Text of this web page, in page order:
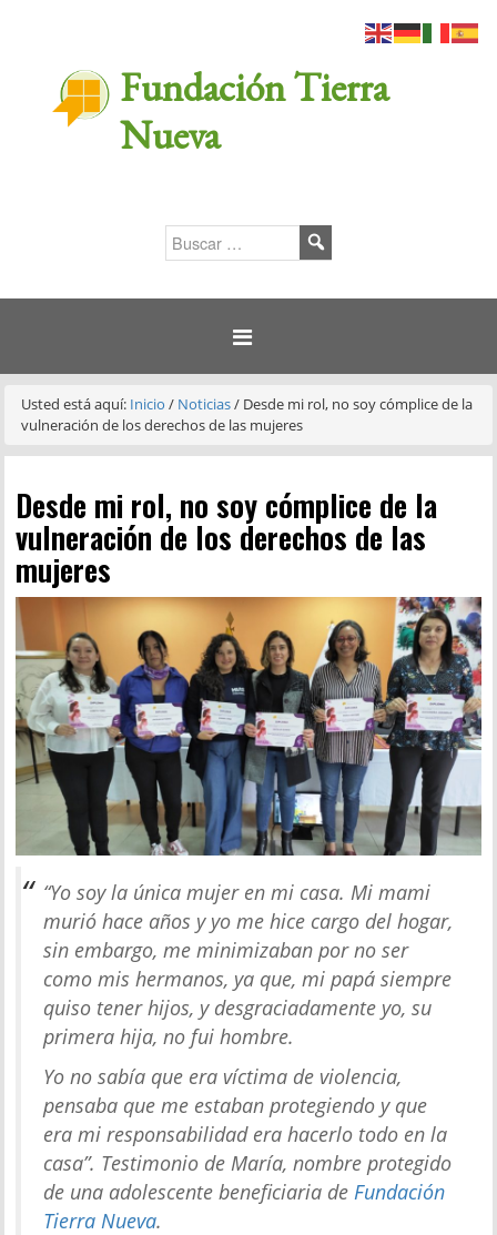
Fundación Tierra
Nueva
Usted está aquí: Inicio/ Noticias/ Desde mi rol, no soy cómplice de la
vulneración de los derechos de las mujeres
Desde mi rol, no soy cómplice de la
vulneración de los derechos de las
mujeres
“Yo soy la única mujer en mi casa. Mi mami
murió hace años y yo me hice cargo del hogar,
sin embargo, me minimizaban por no ser
como mis hermanos, ya que, mi papá siempre
quiso tener hijos, y desgraciadamente yo, su
primera hija, no fui hombre.
Yo no sabía que era víctima de violencia,
pensaba que me estaban protegiendo y que
era mi responsabilidad era hacerlo todo en la
casa”. Testimonio de María, nombre protegido
de una adolescente beneficiaria de Fundación
Tierra Nueva.